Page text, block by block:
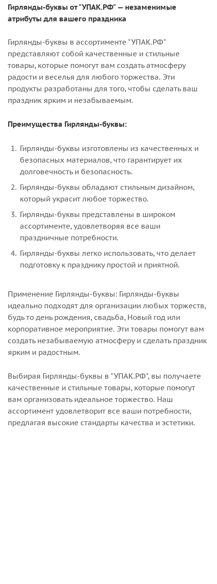
Гирлянды-буквы от "УПАК.РФ" — незаменимые
атрибуты для вашего праздника
Гирлянды-буквы в ассортименте "УПАК.РФ"
представляют собой качественные и стильные
товары, которые помогут вам создать атмосферу
радости и веселья для любого торжества. Эти
продукты разработаны для того, чтобы сделать ваш
праздник ярким и незабываемым.
Преимущества Гирлянды-буквы:
Гирлянды-буквы изготовлены из качественных и
безопасных материалов, что гарантирует их
долговечность и безопасность.
Гирлянды-буквы обладают стильным дизайном,
который украсит любое торжество.
Гирлянды-буквы представлены в широком
ассортименте, удовлетворяя все ваши
праздничные потребности.
Гирлянды-буквы легко использовать, что делает
подготовку к празднику простой и приятной.
Применение Гирлянды-буквы: Гирлянды-буквы
идеально подходят для организации любых торжеств,
будь то день рождения, свадьба, Новый год или
корпоративное мероприятие. Эти товары помогут вам
создать незабываемую атмосферу и сделать праздник
ярким и радостным.
Выбирая Гирлянды-буквы в "УПАК.РФ", вы получаете
качественные и стильные товары, которые помогут
вам организовать идеальное торжество. Наш
ассортимент удовлетворит все ваши потребности,
предлагая высокие стандарты качества и эстетики.